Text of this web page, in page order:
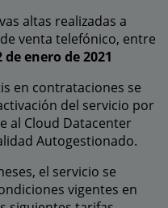
altas realizadas a
venta telefónico, entre
enero de 2021
en contrataciones se
del servicio por
al Cloud Datacenter
Autogestionado.
el servicio se
vigentes en